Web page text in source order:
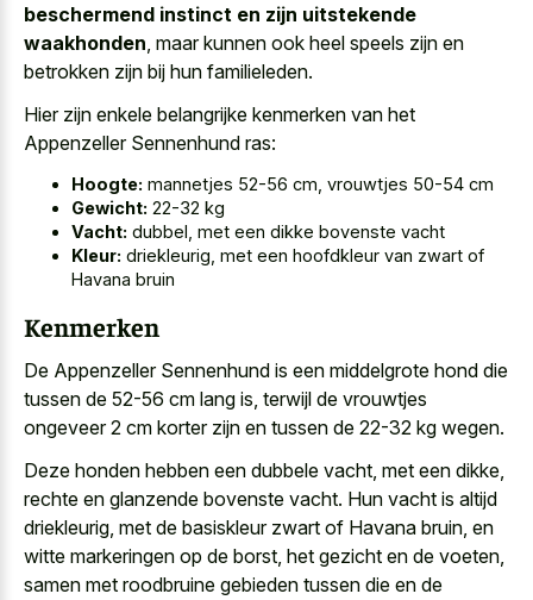
beschermend instinct en zijn uitstekende
waakhonden , maar kunnen ook heel speels zijn en
betrokken zijn bij hun familieleden.
Hier zijn enkele belangrijke kenmerken van het
Appenzeller Sennenhund ras:
Hoogte: mannetjes 52-56 cm, vrouwtjes 50-54 cm
Gewicht: 22-32 kg
Vacht: dubbel, met een dikke bovenste vacht
Kleur: driekleurig, met een hoofdkleur van zwart of
Havana bruin
Kenmerken
De Appenzeller Sennenhund is een middelgrote hond die
tussen de 52-56 cm lang is, terwijl de vrouwtjes
ongeveer 2 cm korter zijn en tussen de 22-32 kg wegen.
Deze honden hebben een dubbele vacht, met een dikke,
rechte en glanzende bovenste vacht. Hun vacht is altijd
driekleurig, met de basiskleur zwart of Havana bruin, en
witte markeringen op de borst, het gezicht en de voeten,
samen met roodbruine gebieden tussen die en de